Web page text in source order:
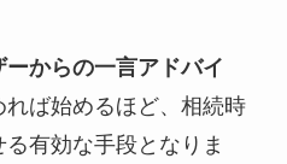
からの一言アドバイ
ば始めるほど、相続時
有効な手段となりま